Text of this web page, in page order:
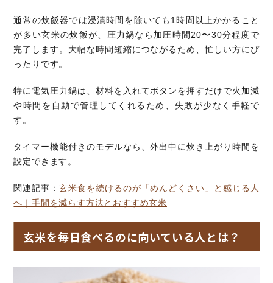
通常の炊飯器では浸漬時間を除いても1時間以上かかること
が多い玄米の炊飯が、圧力鍋なら加圧時間20〜30分程度で
完了します。大幅な時間短縮につながるため、忙しい方にぴ
ったりです。
特に電気圧力鍋は、材料を入れてボタンを押すだけで火加減
や時間を自動で管理してくれるため、失敗が少なく手軽で
す。
タイマー機能付きのモデルなら、外出中に炊き上がり時間を
設定できます。
関連記事：玄米食を続けるのが「めんどくさい」と感じる人
へ｜手間を減らす方法とおすすめ玄米
玄米を毎日食べるのに向いている人とは？